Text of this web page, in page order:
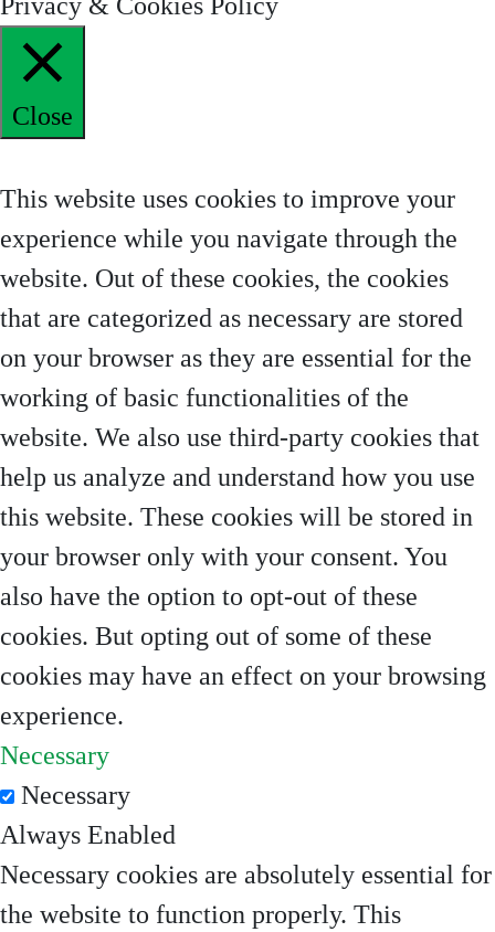
Close
This website uses cookies to improve your
experience while you navigate through the
website. Out of these cookies, the cookies
that are categorized as necessary are stored
on your browser as they are essential for the
working of basic functionalities of the
website. We also use third-party cookies that
help us analyze and understand how you use
this website. These cookies will be stored in
your browser only with your consent. You
also have the option to opt-out of these
cookies. But opting out of some of these
cookies may have an effect on your browsing
experience.
Necessary
Necessary
Always Enabled
Necessary cookies are absolutely essential for
the website to function properly. This